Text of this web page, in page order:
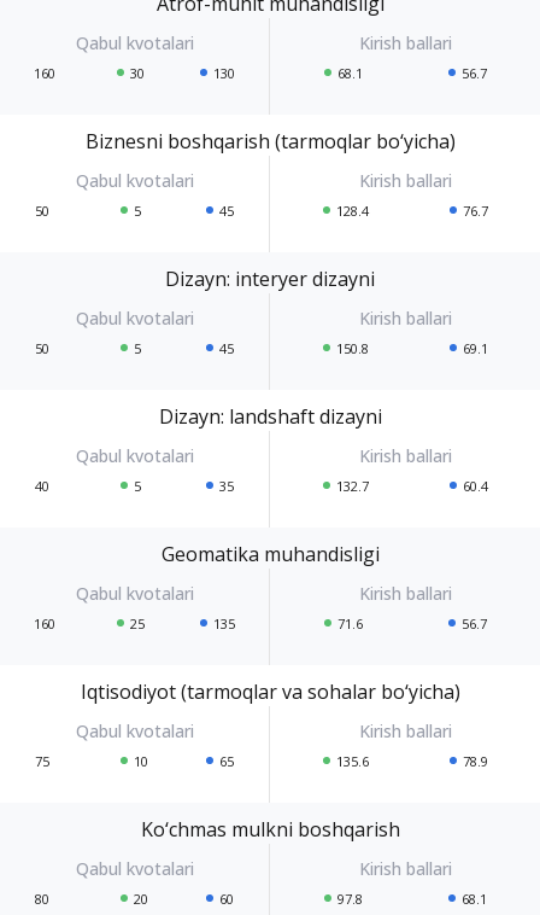
160 30 130 68.1 56.7
Biznesni boshqarish (tarmoqlar bo‘yicha)
50 5 45 128.4 76.7
Dizayn: interyer dizayni
50 5 45 150.8 69.1
Dizayn: landshaft dizayni
40 5 35 132.7 60.4
Geomatika muhandisligi
160 25 135 71.6 56.7
Iqtisodiyot (tarmoqlar va sohalar bo‘yicha)
75 10 65 135.6 78.9
Ko‘chmas mulkni boshqarish
80 20 60 97.8 68.1